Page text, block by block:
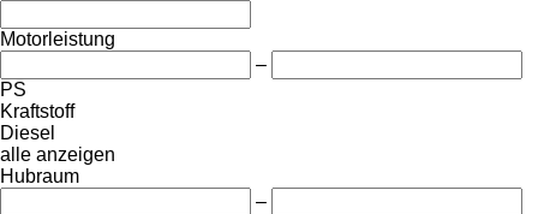
Motorleistung
–
PS
Kraftstoff
Diesel
alle anzeigen
Hubraum
–